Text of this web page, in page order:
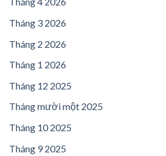
Tháng 3 2026
Tháng 2 2026
Tháng 1 2026
Tháng 12 2025
Tháng mười một 2025
Tháng 10 2025
Tháng 9 2025